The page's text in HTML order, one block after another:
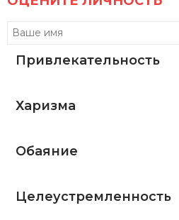
Привлекательность
Харизма
Обаяние
Целеустремленность